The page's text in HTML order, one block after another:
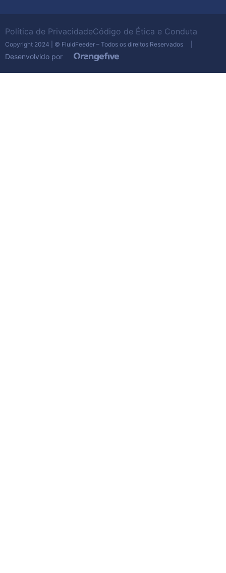
Política de PrivacidadeCódigo de Ética e Conduta
Copyright 2024 | © FluidFeeder – Todos os direitos Reservados |
Desenvolvido por